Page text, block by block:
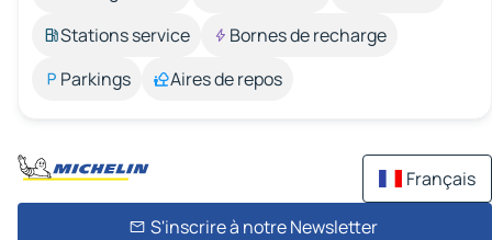
Stations service
Bornes de recharge
Parkings
Aires de repos
Français
S'inscrire à notre Newsletter